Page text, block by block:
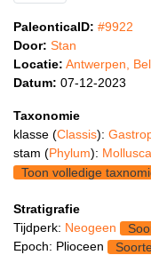
PaleonticaID: #9922
Door: Stan
Locatie: Antwerpen,
Datum: 07-12-2023
Taxonomie
klasse (Classis):
stam (Phylum): Mollusca
Toon volledige
Stratigrafie
Tijdperk: Neogeen
Epoch: Plioceen